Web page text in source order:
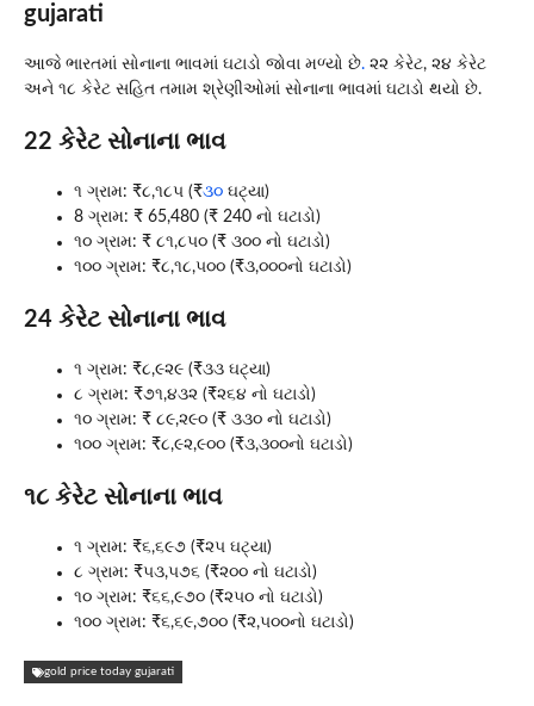
gujarati
આજે ભારતમાં સોનાના ભાવમાં ઘટાડો જોવા મળ્યો છે. ૨૨ કેરેટ, ૨૪ કેરેટ
અને ૧૮ કેરેટ સહિત તમામ શ્રેણીઓમાં સોનાના ભાવમાં ઘટાડો થયો છે.
22 કેરેટ સોનાના ભાવ
૧ ગ્રામ: ₹૮,૧૮૫ (₹૩૦ ઘટ્યા)
8 ગ્રામ: ₹ 65,480 (₹ 240 નો ઘટાડો)
૧૦ ગ્રામ: ₹ ૮૧,૮૫૦ (₹ ૩૦૦ નો ઘટાડો)
૧૦૦ ગ્રામ: ₹૮,૧૮,૫૦૦ (₹૩,૦૦૦નો ઘટાડો)
24 કેરેટ સોનાના ભાવ
૧ ગ્રામ: ₹૮,૯૨૯ (₹૩૩ ઘટ્યા)
૮ ગ્રામ: ₹૭૧,૪૩૨ (₹૨૬૪ નો ઘટાડો)
૧૦ ગ્રામ: ₹ ૮૯,૨૯૦ (₹ ૩૩૦ નો ઘટાડો)
૧૦૦ ગ્રામ: ₹૮,૯૨,૯૦૦ (₹૩,૩૦૦નો ઘટાડો)
૧૮ કેરેટ સોનાના ભાવ
૧ ગ્રામ: ₹૬,૬૯૭ (₹૨૫ ઘટ્યા)
૮ ગ્રામ: ₹૫૩,૫૭૬ (₹૨૦૦ નો ઘટાડો)
૧૦ ગ્રામ: ₹૬૬,૯૭૦ (₹૨૫૦ નો ઘટાડો)
૧૦૦ ગ્રામ: ₹૬,૬૯,૭૦૦ (₹૨,૫૦૦નો ઘટાડો)
gold price today gujarati